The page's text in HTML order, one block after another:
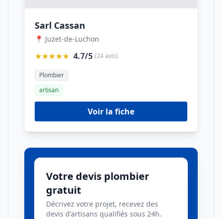
Sarl Cassan
📍 Juzet-de-Luchon
★★★★★ 4.7/5 (24 avis)
Plombier
artisan
Voir la fiche
Votre devis plombier
gratuit
Décrivez votre projet, recevez des
devis d'artisans qualifiés sous 24h.